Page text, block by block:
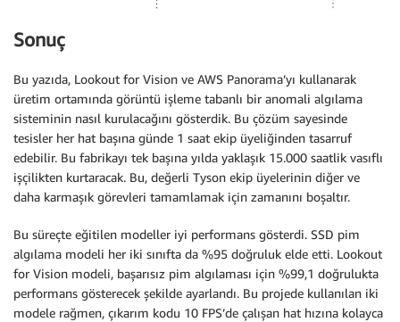
Sonuç
Bu yazıda, Lookout for Vision ve AWS Panorama’yı kullanarak
üretim ortamında görüntü işleme tabanlı bir anomali algılama
sisteminin nasıl kurulacağını gösterdik. Bu çözüm sayesinde
tesisler her hat başına günde 1 saat ekip üyeliğinden tasarruf
edebilir. Bu fabrikayı tek başına yılda yaklaşık 15.000 saatlik vasıflı
işçilikten kurtaracak. Bu, değerli Tyson ekip üyelerinin diğer ve
daha karmaşık görevleri tamamlamak için zamanını boşaltır.
Bu süreçte eğitilen modeller iyi performans gösterdi. SSD pim
algılama modeli her iki sınıfta da %95 doğruluk elde etti. Lookout
for Vision modeli, başarısız pim algılaması için %99,1 doğrulukta
performans gösterecek şekilde ayarlandı. Bu projede kullanılan iki
modele rağmen, çıkarım kodu 10 FPS’de çalışan hat hızına kolayca